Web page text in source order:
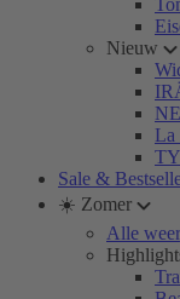
Nieuw
La
Sale &
☀️ Zomer
Alle